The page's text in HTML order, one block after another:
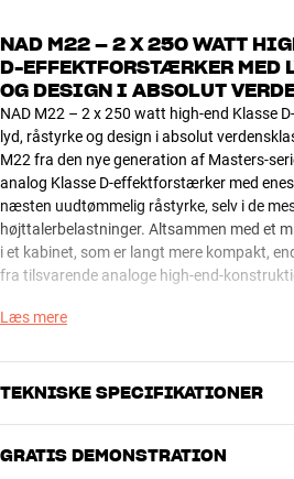
NAD M22 – 2 X 250 WATT
D-EFFEKTFORSTÆRKER MED
OG DESIGN I ABSOLUT
NAD M22 – 2 x 250 watt high-end Klasse
lyd, råstyrke og design i absolut
M22 fra den nye generation af Masters-
analog Klasse D-effektforstærker med
næsten uudtømmelig råstyrke, selv i de
højttalerbelastninger. Altsammen med et
i et kabinet, som er langt mere kompakt,
fra tilsvarende analoge high-end-
Effekten er hele 2 x 250 watt, og NAD's
watt i både 4 og 2 ohm. Med andre ord
musikkens dynamiske udladninger
Du får både ubalancerede og balancerede
Læs mere
TEKNISKE SPECIFIKATIONER
GRATIS DEMONSTRATION